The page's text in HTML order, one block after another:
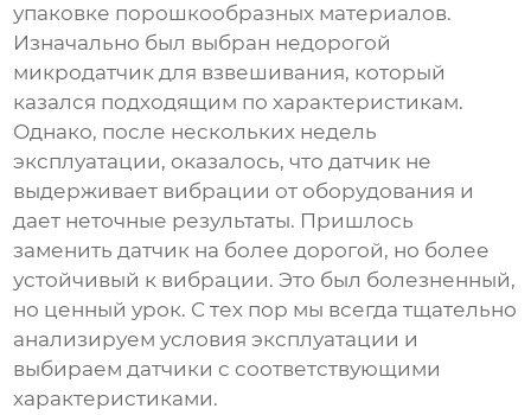
упаковке порошкообразных материалов.
Изначально был выбран недорогой
микродатчик для взвешивания, который
казался подходящим по характеристикам.
Однако, после нескольких недель
эксплуатации, оказалось, что датчик не
выдерживает вибрации от оборудования и
дает неточные результаты. Пришлось
заменить датчик на более дорогой, но более
устойчивый к вибрации. Это был болезненный,
но ценный урок. С тех пор мы всегда тщательно
анализируем условия эксплуатации и
выбираем датчики с соответствующими
характеристиками.